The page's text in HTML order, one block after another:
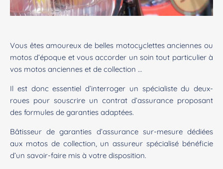
Vous êtes amoureux de belles motocyclettes anciennes ou
motos d’époque et vous accorder un soin tout particulier à
vos motos anciennes et de collection …
Il est donc essentiel d’interroger un spécialiste du deux-
roues pour souscrire un contrat d’assurance proposant
des formules de garanties adaptées.
Bâtisseur de garanties d’assurance sur-mesure dédiées
aux motos de collection, un assureur spécialisé bénéficie
d’un savoir-faire mis à votre disposition.